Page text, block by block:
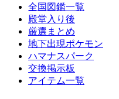
全国図鑑一覧
殿堂入り後
厳選まとめ
地下出現ポケモン
ハマナスパーク
交換掲示板
アイテム一覧